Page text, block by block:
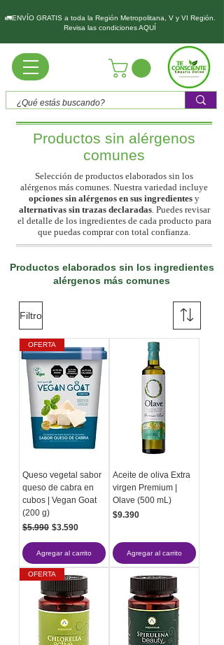
🚛ENVÍO GRATIS a toda la Región Metropolitana, V y VI Región.
Revisa las condiciones AQUÍ
Productos sin alérgenos
comunes
Selección de productos elaborados sin los
alérgenos más comunes. Nuestra variedad incluye
opciones sin alérgenos en sus ingredientes y
alternativas sin trazas declaradas. Puedes revisar
el detalle de los ingredientes de cada producto para
que puedas comprar con total confianza.
Productos elaborados sin los ingredientes
alérgenos más comunes
Filtro
OFERTA
Queso vegetal sabor
queso de cabra en
cubos | Vegan Goat
(200 g)
Precio
$5.990 Precio de oferta
$3.590
Agregar al carrito
Aceite de oliva Extra
virgen Premium |
Olave (500 mL)
Precio
$9.390
Agregar al carrito
OFERTA